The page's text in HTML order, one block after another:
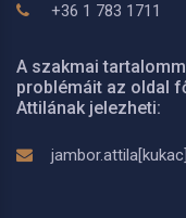
+36 1 783 1711
A szakmai
problémáit az oldal
Attilának jelezheti: